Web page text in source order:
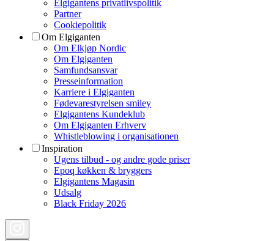
Elgigantens privatlivspolitik
Partner
Cookiepolitik
Om Elgiganten
Om Elkjøp Nordic
Om Elgiganten
Samfundsansvar
Presseinformation
Karriere i Elgiganten
Fødevarestyrelsen smiley
Elgigantens Kundeklub
Om Elgiganten Erhverv
Whistleblowing i organisationen
Inspiration
Ugens tilbud - og andre gode priser
Epoq køkken & bryggers
Elgigantens Magasin
Udsalg
Black Friday 2026